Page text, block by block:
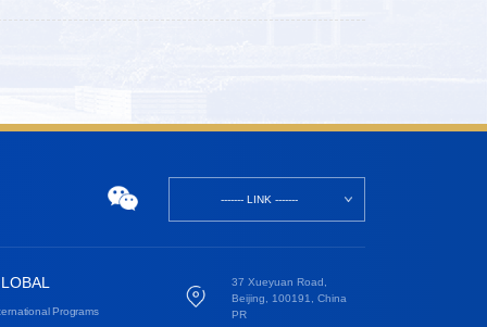
------- LINK -------
Programs
37 Xueyuan Road,
Beijing, 100191, China
PR